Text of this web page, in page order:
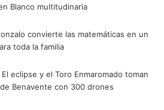
Blanco multitudinaria
convierte las matemáticas en un
toda la familia
El eclipse y el Toro Enmaromado toman
Benavente con 300 drones